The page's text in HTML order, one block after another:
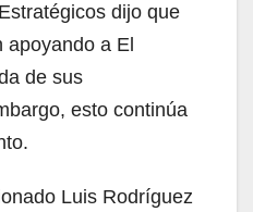
dijo que
apoyando a El
de sus
esto continúa
Luis Rodríguez